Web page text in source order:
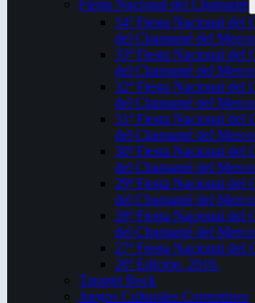
Fiesta Nacional del Chamamé
34ª Fiesta Nacional del
del Chamamé del
33ª Fiesta Nacional del
del Chamamé del
32ª Fiesta Nacional del
del Chamamé del
31ª Fiesta Nacional del
del Chamamé del
30ª Fiesta Nacional del
del Chamamé del
29ª Fiesta Nacional del
del Chamamé del
28ª Fiesta Nacional del
del Chamamé del
27ª Fiesta Nacional del
26ª Edición. 2016.
Taragüi Rock
Juegos Culturales Correntinos